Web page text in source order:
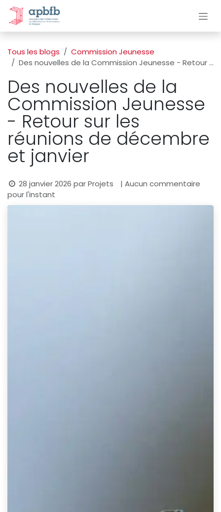
Se rendre au contenu
Tous les blogs
Commission Jeunesse
Des nouvelles de la Commission Jeunesse - Retour sur les réunions de décembre et janvier
Des nouvelles de la
Commission Jeunesse
- Retour sur les
réunions de décembre
et janvier
28 janvier 2026 parProjets
| Aucun commentaire
pour l'instant